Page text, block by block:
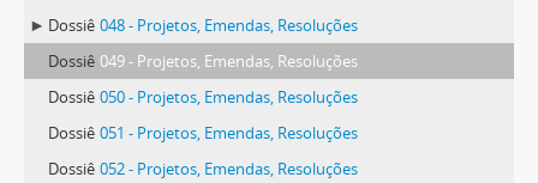
Dossiê 048 - Projetos, Emendas, Resoluções
Dossiê 049 - Projetos, Emendas, Resoluções
Dossiê 050 - Projetos, Emendas, Resoluções
Dossiê 051 - Projetos, Emendas, Resoluções
Dossiê 052 - Projetos, Emendas, Resoluções